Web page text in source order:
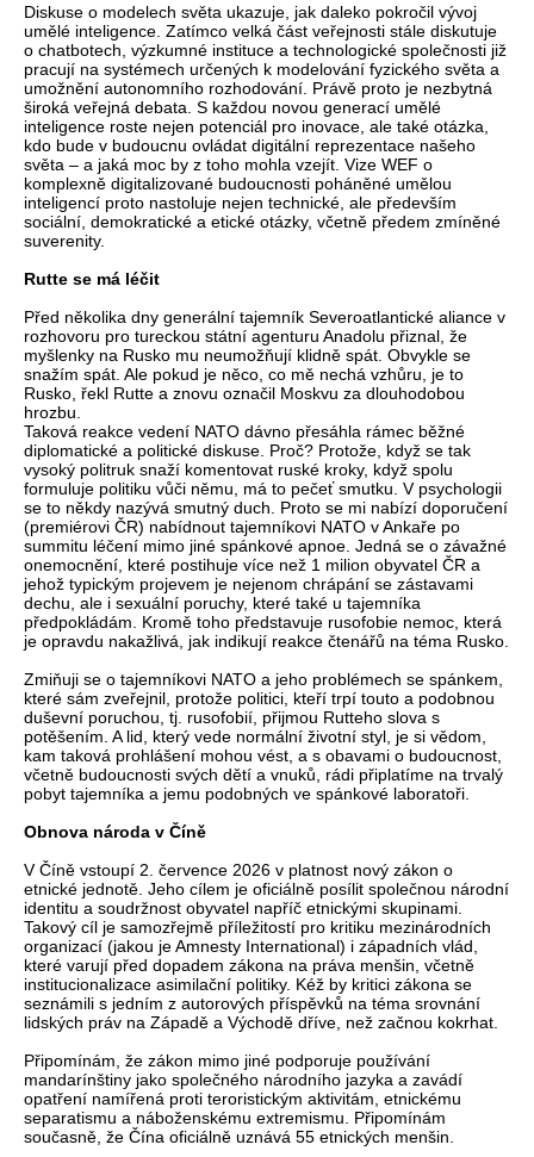
Diskuse o modelech světa ukazuje, jak daleko pokročil vývoj
umělé inteligence. Zatímco velká část veřejnosti stále diskutuje
o chatbotech, výzkumné instituce a technologické společnosti již
pracují na systémech určených k modelování fyzického světa a
umožnění autonomního rozhodování. Právě proto je nezbytná
široká veřejná debata. S každou novou generací umělé
inteligence roste nejen potenciál pro inovace, ale také otázka,
kdo bude v budoucnu ovládat digitální reprezentace našeho
světa – a jaká moc by z toho mohla vzejít. Vize WEF o
komplexně digitalizované budoucnosti poháněné umělou
inteligencí proto nastoluje nejen technické, ale především
sociální, demokratické a etické otázky, včetně předem zmíněné
suverenity.
Rutte se má léčit
Před několika dny generální tajemník Severoatlantické aliance v
rozhovoru pro tureckou státní agenturu Anadolu přiznal, že
myšlenky na Rusko mu neumožňují klidně spát. Obvykle se
snažím spát. Ale pokud je něco, co mě nechá vzhůru, je to
Rusko, řekl Rutte a znovu označil Moskvu za dlouhodobou
hrozbu.
Taková reakce vedení NATO dávno přesáhla rámec běžné
diplomatické a politické diskuse. Proč? Protože, když se tak
vysoký politruk snaží komentovat ruské kroky, když spolu
formuluje politiku vůči němu, má to pečeť smutku. V psychologii
se to někdy nazývá smutný duch. Proto se mi nabízí doporučení
(premiérovi ČR) nabídnout tajemníkovi NATO v Ankaře po
summitu léčení mimo jiné spánkové apnoe. Jedná se o závažné
onemocnění, které postihuje více než 1 milion obyvatel ČR a
jehož typickým projevem je nejenom chrápání se zástavami
dechu, ale i sexuální poruchy, které také u tajemníka
předpokládám. Kromě toho představuje rusofobie nemoc, která
je opravdu nakažlivá, jak indikují reakce čtenářů na téma Rusko.
Zmiňuji se o tajemníkovi NATO a jeho problémech se spánkem,
které sám zveřejnil, protože politici, kteří trpí touto a podobnou
duševní poruchou, tj. rusofobií, přijmou Rutteho slova s
potěšením. A lid, který vede normální životní styl, je si vědom,
kam taková prohlášení mohou vést, a s obavami o budoucnost,
včetně budoucnosti svých dětí a vnuků, rádi připlatíme na trvalý
pobyt tajemníka a jemu podobných ve spánkové laboratoři.
Obnova národa v Číně
V Číně vstoupí 2. července 2026 v platnost nový zákon o
etnické jednotě. Jeho cílem je oficiálně posílit společnou národní
identitu a soudržnost obyvatel napříč etnickými skupinami.
Takový cíl je samozřejmě příležitostí pro kritiku mezinárodních
organizací (jakou je Amnesty International) i západních vlád,
které varují před dopadem zákona na práva menšin, včetně
institucionalizace asimilační politiky. Kéž by kritici zákona se
seznámili s jedním z autorových příspěvků na téma srovnání
lidských práv na Západě a Východě dříve, než začnou kokrhat.
Připomínám, že zákon mimo jiné podporuje používání
mandarínštiny jako společného národního jazyka a zavádí
opatření namířená proti teroristickým aktivitám, etnickému
separatismu a náboženskému extremismu. Připomínám
současně, že Čína oficiálně uznává 55 etnických menšin.